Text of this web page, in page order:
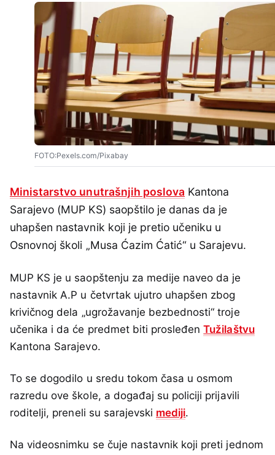
FOTO:Pexels.com/Pixabay
Ministarstvo unutrašnjih poslova Kantona
Sarajevo (MUP KS) saopštilo je danas da je
uhapšen nastavnik koji je pretio učeniku u
Osnovnoj školi „Musa Ćazim Ćatić“ u Sarajevu.
MUP KS je u saopštenju za medije naveo da je
nastavnik A.P u četvrtak ujutro uhapšen zbog
krivičnog dela „ugrožavanje bezbednosti“ troje
učenika i da će predmet biti prosleđenTužilaštvu
Kantona Sarajevo.
To se dogodilo u sredu tokom časa u osmom
razredu ove škole, a događaj su policiji prijavili
roditelji, preneli su sarajevski mediji.
Na videosnimku se čuje nastavnik koji preti jednom